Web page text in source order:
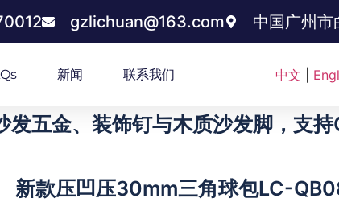
gzlichuan@163.com 中国广州市
新闻 联系我们 中文
五金、装饰钉与木质沙发脚，支
新款压凹压30mm三角球包LC-